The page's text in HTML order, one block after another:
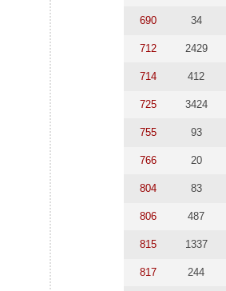
690 34
712 2429
714 412
725 3424
755 93
766 20
804 83
806 487
815 1337
817 244